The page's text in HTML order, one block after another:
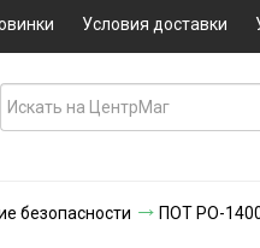
Условия доставки
безопасности
ПОТ РО-